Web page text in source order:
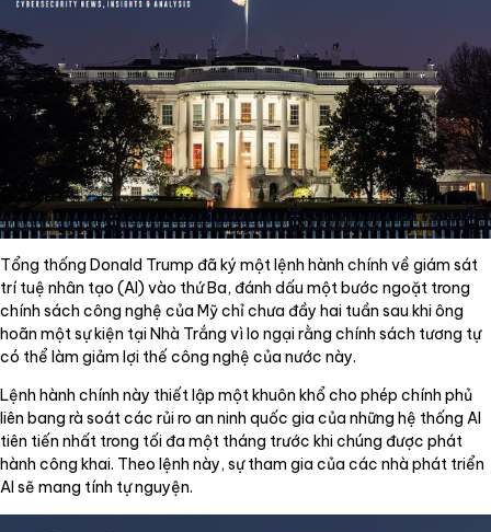
Tổng thống Donald Trump đã ký một lệnh hành chính về giám sát
trí tuệ nhân tạo (AI) vào thứ Ba, đánh dấu một bước ngoặt trong
chính sách công nghệ của Mỹ chỉ chưa đầy hai tuần sau khi ông
hoãn một sự kiện tại Nhà Trắng vì lo ngại rằng chính sách tương tự
có thể làm giảm lợi thế công nghệ của nước này.
Lệnh hành chính này thiết lập một khuôn khổ cho phép chính phủ
liên bang rà soát các rủi ro an ninh quốc gia của những hệ thống AI
tiên tiến nhất trong tối đa một tháng trước khi chúng được phát
hành công khai. Theo lệnh này, sự tham gia của các nhà phát triển
AI sẽ mang tính tự nguyện.